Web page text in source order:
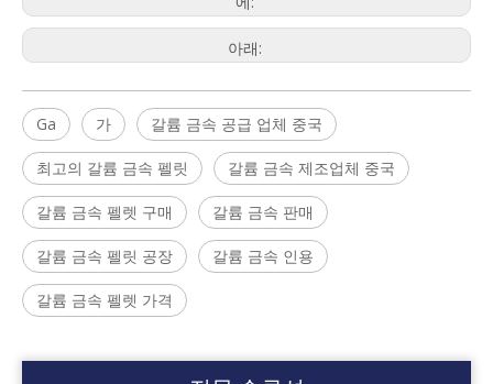
아래:
Ga 가 갈륨 금속 공급 업체 중국
최고의 갈륨 금속 펠릿 갈륨 금속 제조업체 중국
갈륨 금속 펠렛 구매 갈륨 금속 판매
갈륨 금속 펠릿 공장 갈륨 금속 인용
갈륨 금속 펠렛 가격